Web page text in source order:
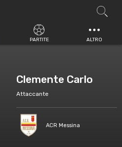
PARTITE ALTRO
Clemente Carlo
Attaccante
ACR Messina